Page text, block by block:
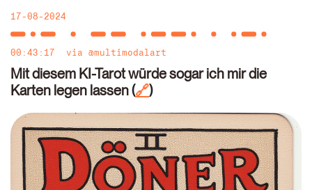
17-08-2024
00:43:17 via @multimodalart
Mit diesem KI-Tarot würde sogar ich mir die
Karten legen lassen(🔗)